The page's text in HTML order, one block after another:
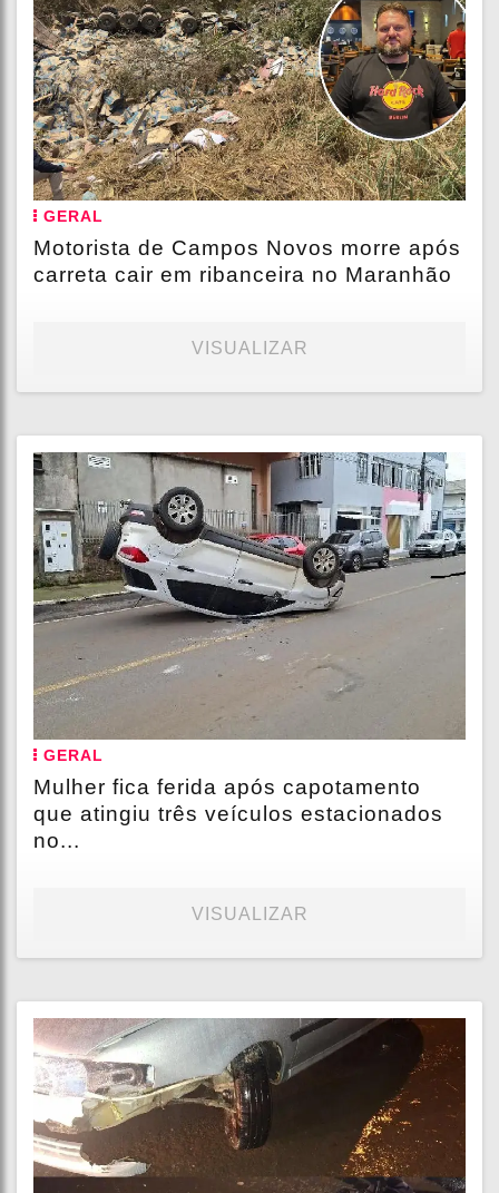
GERAL
Motorista de Campos Novos morre após
carreta cair em ribanceira no Maranhão
VISUALIZAR
GERAL
Mulher fica ferida após capotamento
que atingiu três veículos estacionados
no...
VISUALIZAR